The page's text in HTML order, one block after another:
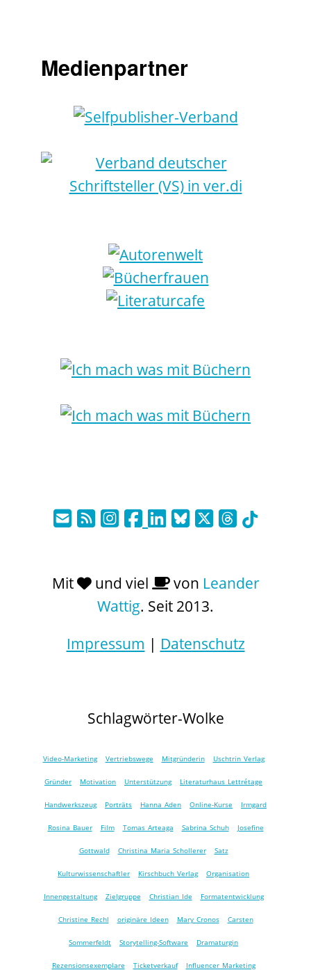
Medienpartner
Mit und viel von Leander
Wattig. Seit 2013.
Impressum | Datenschutz
Schlagwörter-Wolke
Video-Marketing Vertriebswege Mitgründerin Uschtrin Verlag
Gründer Motivation Unterstützung Literaturhaus Lettrétage
Handwerkszeug Porträts Hanna Aden Online-Kurse Irmgard
Rosina Bauer Film Tomas Arteaga Sabrina Schuh Josefine
Gottwald Christina Maria Schollerer Satz
Kulturwissenschaftler Kirschbuch Verlag Organisation
Innengestaltung Zielgruppe Christian Ide Formatentwicklung
Christine Rechl originäre Ideen Mary Cronos Carsten
Sommerfeldt Storytelling-Software Dramaturgin
Rezensionsexemplare Ticketverkauf Influencer Marketing